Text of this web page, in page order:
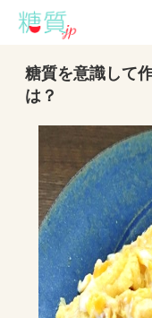
糖質を意識して
は？